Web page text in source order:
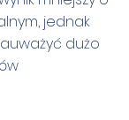
jednak
dużo